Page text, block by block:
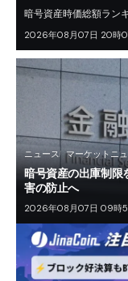
暗号資産時価総額ラン
2026年08月07日 20時
ニュース マーケットニ
暗号資産の出庫制
害の防止へ
2026年08月07日 09時